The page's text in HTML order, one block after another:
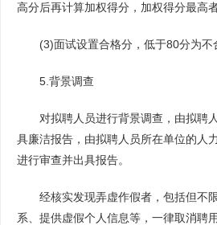
高分后再计算加权得分，加权得分最高
(3)面试设置合格分，低于80分为不
5.背景调查
对拟聘人员进行背景调查，由拟聘人
具廉洁报告，由拟聘人员所在单位的人
进行审查并出具报告。
经核实发现弄虚作假者，包括但不
系、提供虚假个人信息等，一律取消聘